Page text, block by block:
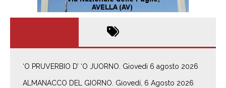
‘O PRUVERBIO D’ ‘O JUORNO. Giovedì 6 agosto 2026
ALMANACCO DEL GIORNO. Giovedí, 6 Agosto 2026